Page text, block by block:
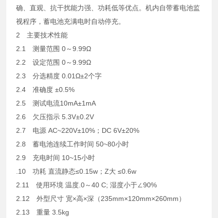
确、直观、抗干扰能力强、功耗低等优点。机内自带蓄电池监
视程序，蓄电池充满电时自动停充。
2 主要技术性能
2.1 测量范围 0～9.99Ω
2.2 设定范围 0～9.99Ω
2.3 分选精度 0.01Ω±2个字
2.4 准确度 ±0.5%
2.5 测试电流10mA±1mA
2.6 欠压指示 5.3V±0.2V
2.7 电源 AC~220V±10%；DC 6V±20%
2.8 蓄电池连续工作时间 50~80小时
2.9 充电时间 10~15小时
.10 功耗 直流静态≤0.15w；Z大 ≤0.6w
2.11 使用环境 温度.0～40 C; 湿度小于∠90%
2.12 外型尺寸 宽×高×深（235mm×120mm×260mm）
2.13 重量 3.5kg